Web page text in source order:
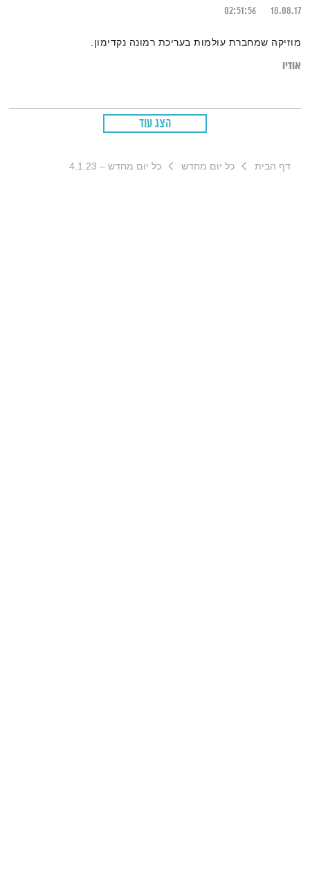
18.08.17
02:51:56
מוזיקה שמחברת עולמות בעריכת רמונה נקדימון.
אודיו
הצג עוד
דף הבית כל יום מחדש כל יום מחדש – 4.1.23